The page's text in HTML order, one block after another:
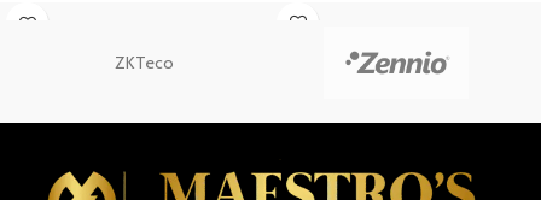
thermique 150°C
ZKTeco